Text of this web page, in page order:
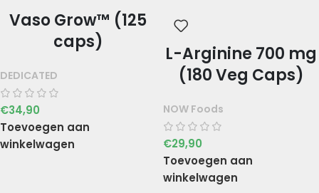
Vaso Grow™ (125
caps)
DEDICATED
€34,90
Toevoegen aan
winkelwagen
L-Arginine 700 mg
(180 Veg Caps)
NOW Foods
€29,90
Toevoegen aan
winkelwagen